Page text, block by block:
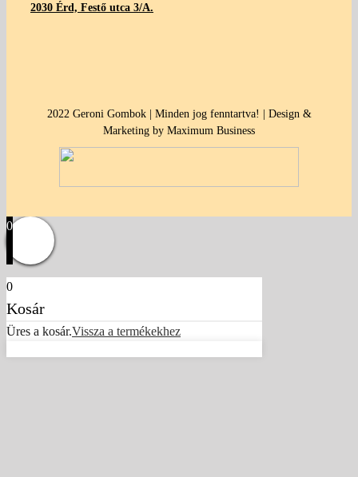
2030 Érd, Festő utca 3/A.
2022 Geroni Gombok | Minden jog fenntartva! | Design &
Marketing by Maximum Business
0
0
Kosár
Üres a kosár.Vissza a termékekhez